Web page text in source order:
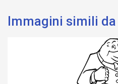
Immagini simili